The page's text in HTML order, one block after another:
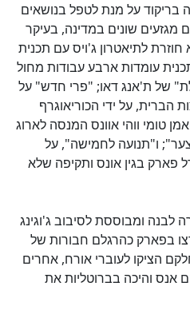
על מנת לטפל בנושאים
שונים במדינה, בעיקר
לתיאטרון ג'ויס עם תכנית
עומדות ארבע עבודות מחול
של ת'אנג דאו; "פרי חדש" על
הברית, על ידי הכוריאוגרף
טומי ווהי אוונס המנסה לארוג
ו"תנועה לחמישה", על
בגין אונס ותקיפה שלא
צעירה לבנה ומבוססת לסיבוב ג'וגינג
בפארק כהרגלם חבורות של
הציקו לעוברי אורח, אחרים
אנס והיכה בברוטליות את